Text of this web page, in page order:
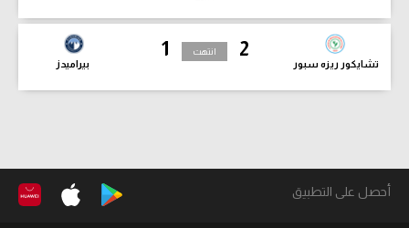
2
تشايكور ريزه سبور
1
بيراميدز
انتهت
أحصل على التطبيق